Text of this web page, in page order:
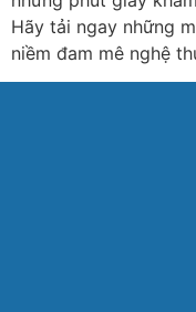
Hãy tải ngay những
niềm đam mê nghệ